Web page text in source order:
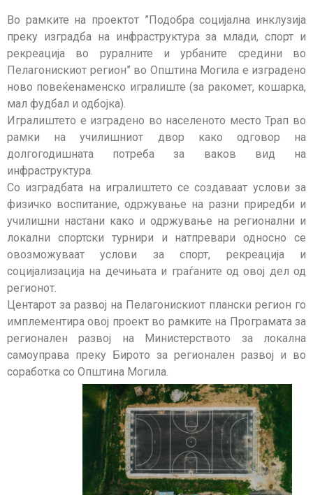
Во рамките на проектот ”Подобра социјална инклузија
преку изградба на инфраструктура за млади, спорт и
рекреација во руралните и урбаните средини во
Пелагонискиот регион” во Општина Могила е изградено
ново повеќенаменско игралиште (за ракомет, кошарка,
мал фудбал и одбојка).
Игралиштето е изградено во населеното место Трап во
рамки на училишниот двор како одговор на
долгогодишната потреба за ваков вид на
инфраструктура.
Со изградбата на игралиштето се создаваат услови за
физичко воспитание, одржување на разни приредби и
училишни настани како и одржување на регионални и
локални спортски турнири и натпревари односно се
овозможуваат услови за спорт, рекреација и
социјализација на дечињата и граѓаните од овој дел од
регионот.
Центарот за развој на Пелагонискиот плански регион го
имплементира овој проект во рамките на Програмата за
регионален развој на Министерството за локална
самоуправа преку Бирото за регионален развој и во
соработка со Општина Могила.